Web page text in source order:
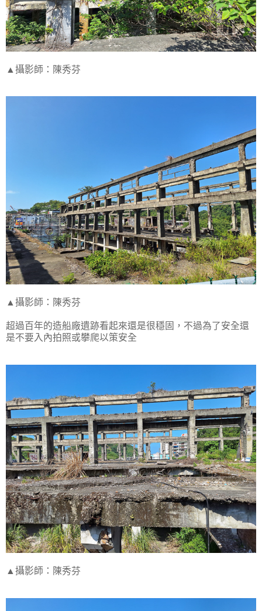
▲攝影師：陳秀芬
▲攝影師：陳秀芬
超過百年的造船廠遺跡看起來還是很穩固，不過為了安全還
是不要入內拍照或攀爬以策安全
▲攝影師：陳秀芬